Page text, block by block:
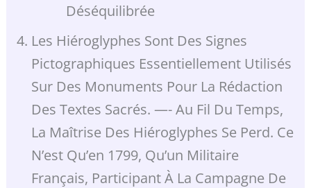
Déséquilibrée
Les Hiéroglyphes Sont Des Signes
Pictographiques Essentiellement Utilisés
Sur Des Monuments Pour La Rédaction
Des Textes Sacrés. —- Au Fil Du Temps,
La Maîtrise Des Hiéroglyphes Se Perd. Ce
N’est Qu’en 1799, Qu’un Militaire
Français, Participant À La Campagne De